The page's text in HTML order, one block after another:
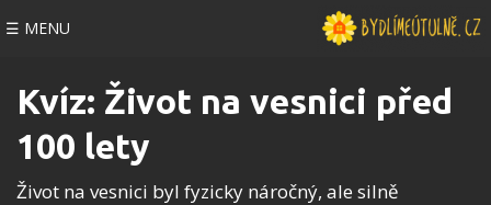
☰ MENU
Kvíz: Život na vesnici před
100 lety
Život na vesnici byl fyzicky náročný, ale silně